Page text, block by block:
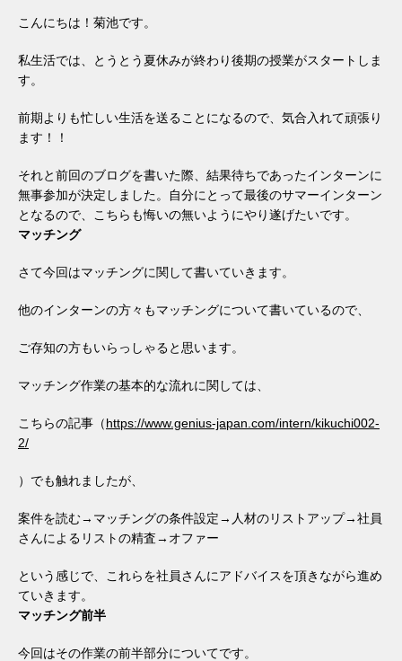
こんにちは！菊池です。
私生活では、とうとう夏休みが終わり後期の授業がスタートしま
す。
前期よりも忙しい生活を送ることになるので、気合入れて頑張り
ます！！
それと前回のブログを書いた際、結果待ちであったインターンに
無事参加が決定しました。自分にとって最後のサマーインターン
となるので、こちらも悔いの無いようにやり遂げたいです。
マッチング
さて今回はマッチングに関して書いていきます。
他のインターンの方々もマッチングについて書いているので、
ご存知の方もいらっしゃると思います。
マッチング作業の基本的な流れに関しては、
こちらの記事（https://www.genius-japan.com/intern/kikuchi002-
2/
）でも触れましたが、
案件を読む→マッチングの条件設定→人材のリストアップ→社員
さんによるリストの精査→オファー
という感じで、これらを社員さんにアドバイスを頂きながら進め
ていきます。
マッチング前半
今回はその作業の前半部分についてです。